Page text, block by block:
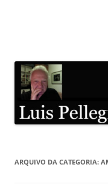
ARQUIVO DA CATEGORIA: